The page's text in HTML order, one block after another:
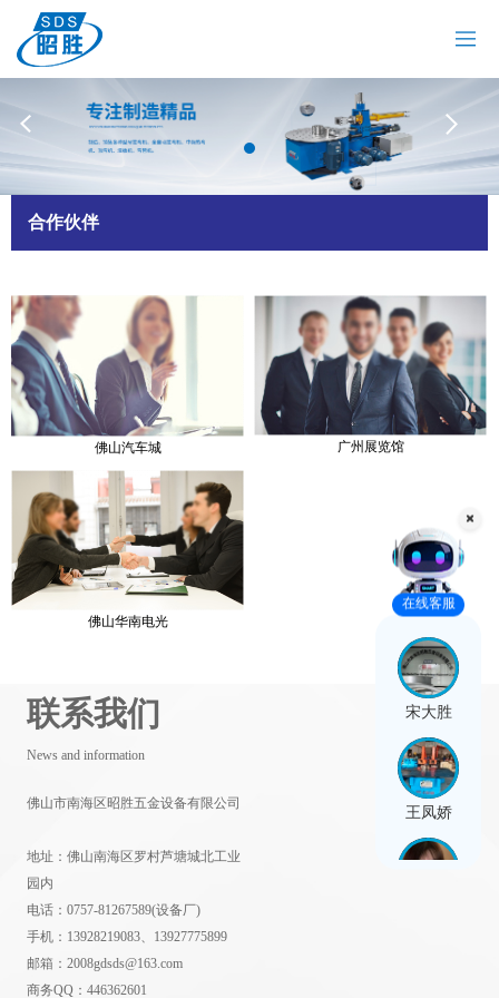
网站首页
关于我们
拉弯机
油冷机
热弯机
案例中心
新闻资讯
联系我们
合作伙伴
佛山汽车城 广州展览馆
佛山华南电光
联系我们
News and information
佛山市南海区昭胜五金设备有限公司
地址：佛山南海区罗村芦塘城北工业
园内
电话：0757-81267589(设备厂)
手机：13928219083、13927775899
邮箱：2008gdsds@163.com
商务QQ：446362601
在线客服
宋大胜
王凤娇